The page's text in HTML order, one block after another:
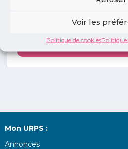
Voir les
Politique de cookiesPolitique
annonces
Mon URPS :
Annonces